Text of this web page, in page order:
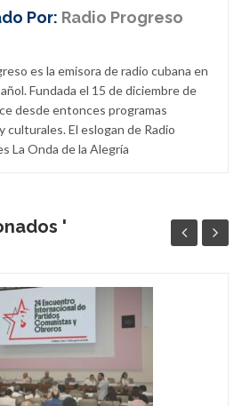
Por: Radio Progreso
es la emisora de radio cubana en
Fundada el 15 de diciembre de
desde entonces programas
culturales. El eslogan de Radio
La Onda de la Alegría
'